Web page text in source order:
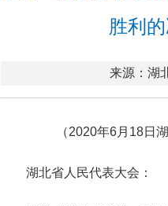
胜利
来源：湖
（2020年6月18日
湖北省人民代表大会：